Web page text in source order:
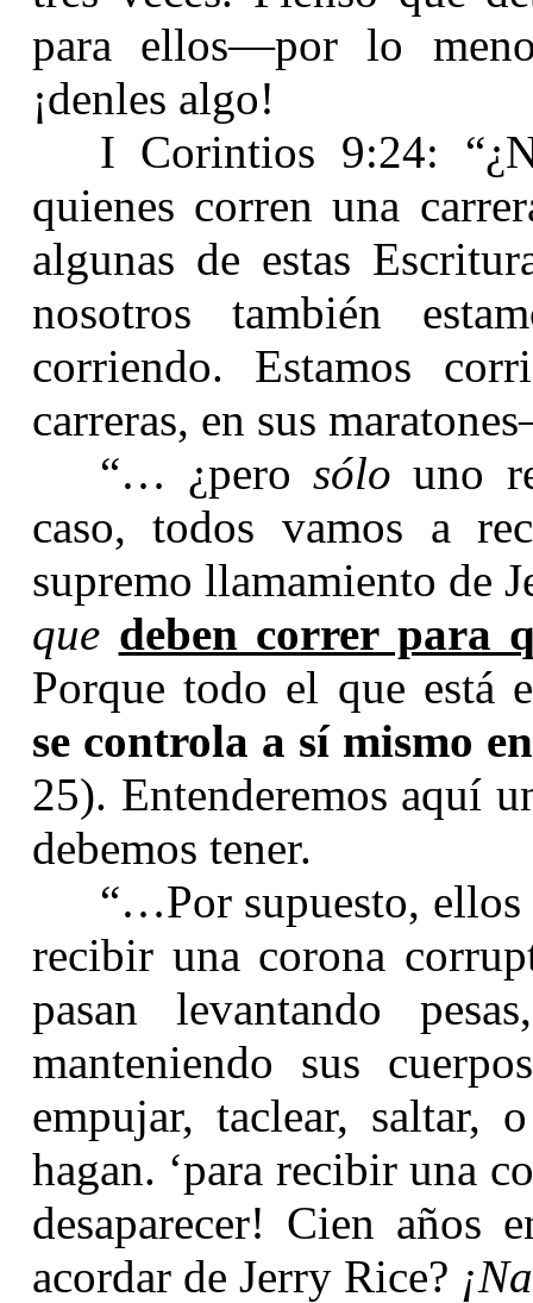
para ellos—por lo
¡denles algo!
I Corintios 9:24:
quienes corren una
algunas de estas
nosotros también
corriendo. Estamos
carreras, en sus
“… ¿perosólo uno
caso, todos vamos a
supremo llamamiento de
que deben correr para
Porque todo el que está
se controla a sí mismo
25). Entenderemos aquí
debemos tener.
“…Por supuesto, ellos
recibir una corona
pasan levantando
manteniendo sus
empujar, taclear, saltar,
hagan. ‘para recibir una
desaparecer! Cien
acordar de Jerry Rice?